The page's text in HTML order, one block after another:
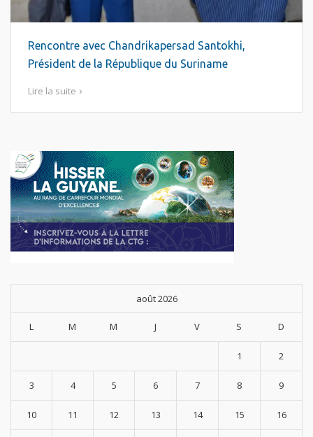
Rencontre avec Chandrikapersad Santokhi,
Président de la République du Suriname
Lire la suite
août 2026
L M M J V S D
1 2
3 4 5 6 7 8 9
10 11 12 13 14 15 16